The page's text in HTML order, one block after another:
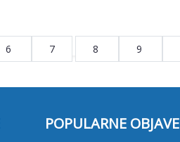
6 7 8 9
POPULARNE OBJAVE